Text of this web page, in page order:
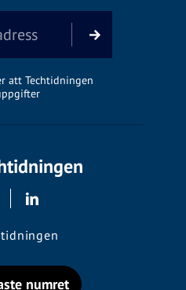
att Techtidningen
numret